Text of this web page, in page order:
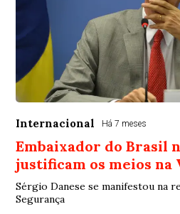
Internacional Há 7 meses
Embaixador do Brasil
justificam os meios na
Sérgio Danese se manifestou na
Segurança